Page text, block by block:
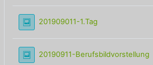
201909011-1.Tag
20190911-Berufsbildvorstellung